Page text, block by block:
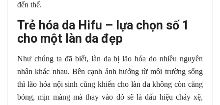
đến thế.
Trẻ hóa da Hifu – lựa chọn số 1
cho một làn da đẹp
Như chúng ta đã biết, làn da bị lão hóa do nhiều nguyên
nhân khác nhau. Bên cạnh ảnh hưởng từ môi trường sống
thì lão hóa nội sinh cũng khiến cho làn da không còn căng
bóng, mịn màng mà thay vào đó sẽ là dấu hiệu chảy xệ,